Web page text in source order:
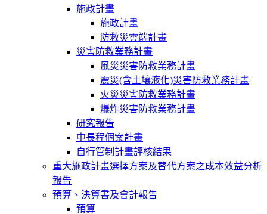
施政計畫
施政計畫
防救災雲端計畫
災害防救業務計畫
風災災害防救業務計畫
震災(含土壤液化)災害防救業務計畫
火災災害防救業務計畫
爆炸災害防救業務計畫
研究報告
中長程個案計畫
自行管制計畫評核結果
重大施政計畫選擇方案及替代方案之成本效益分析
報告
預算、決算書及會計報告
預算